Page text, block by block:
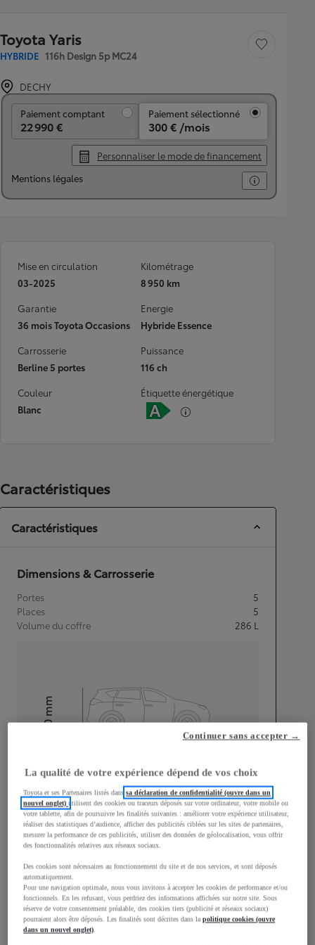
Toyota Yaris
HYBRIDE 116h Design 5p MC24
Sauvegarder le
DECHY
Paiement comptant
22 990 €
Paiement sélectionné
300 € /mois
Personnaliser le mode de financement
Mentions légales
Mise en circulation
03-2025
Kilométrage
8 950 km
Garantie
36 mois Toyota Occasions
Energie
Hybride Essence
Carrosserie
Berline 5 portes
Puissance
116 ch
Couleur
Blanc
Étiquette énergétique
Caractéristiques
Caractéristiques
Dimensions & Carrosserie
Portes
5
Places
5
Volume du coffre
286 L
3 940mm
mm
Largeur
1 745 mm
Consommation mixte
La qualité de votre expérience dépend de vos choix
Toyota et ses Partenaires listés danssa déclaration de confidentialité (ouvre dans un
nouvel onglet)utilisent des cookies ou traceurs déposés sur votre ordinateur, votre mobile ou
votre tablette, afin de poursuivre les finalités suivantes : améliorer votre expérience utilisateur,
réaliser des statistiques d’audience, afficher des publicités ciblées sur les sites de partenaires,
mesurer la performance de ces publicités, utiliser des données de géolocalisation, vous offrir
des fonctionnalités relatives aux réseaux sociaux.
Des cookies sont nécessaires au fonctionnement du site et de nos services, et sont déposés
automatiquement.
Pour une navigation optimale, nous vous invitons à accepter les cookies de performance et/ou
fonctionnels. En les refusant, vous perdriez des informations affichées sur notre site. Sous
réserve de votre consentement préalable, des cookies tiers (publicité et réseaux sociaux)
pourraient alors être déposés. Les finalités sont décrites dans lapolitique cookies (ouvre
dans un nouvel onglet).
Continuer sans accepter →